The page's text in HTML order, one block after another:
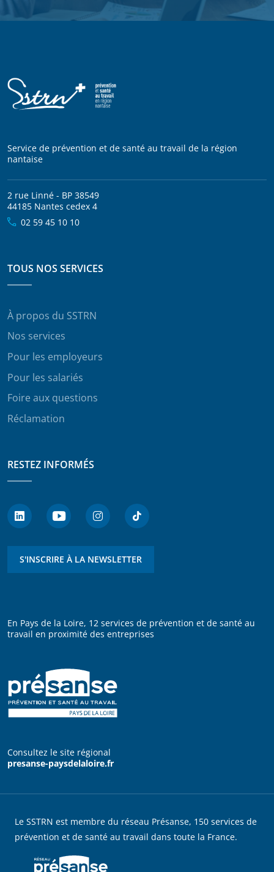
Service de prévention et de santé au travail de la région
nantaise
2 rue Linné - BP 38549
44185 Nantes cedex 4
02 59 45 10 10
TOUS NOS SERVICES
À propos du SSTRN
Nos services
Pour les employeurs
Pour les salariés
Foire aux questions
Réclamation
RESTEZ INFORMÉS
S'INSCRIRE À LA NEWSLETTER
En Pays de la Loire, 12 services de prévention et de santé au
travail en proximité des entreprises
Consultez le site régional
presanse-paysdelaloire.fr
Le SSTRN est membre du réseau Présanse, 150 services de
prévention et de santé au travail dans toute la France.